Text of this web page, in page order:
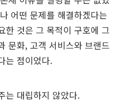
어떤 문제를 해결하겠다는
한 것은 그 목적이 구호에 그
문화, 고객 서비스와 브랜드
는 점이었다.
는 대립하지 않았다.